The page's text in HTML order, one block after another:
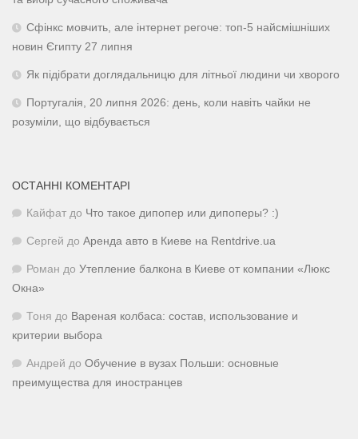
Сфінкс мовчить, але інтернет регоче: топ-5 найсмішніших
новин Єгипту 27 липня
Як підібрати доглядальницю для літньої людини чи хворого
Португалія, 20 липня 2026: день, коли навіть чайки не
розуміли, що відбувається
ОСТАННІ КОМЕНТАРІ
Кайфат до Что такое дипопер или дипоперы? :)
Сергей до Аренда авто в Киеве на Rentdrive.ua
Роман до Утепление балкона в Киеве от компании «Люкс
Окна»
Тоня до Вареная колбаса: состав, использование и
критерии выбора
Андрей до Обучение в вузах Польши: основные
преимущества для иностранцев